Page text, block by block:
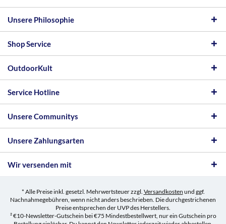
Unsere Philosophie
Shop Service
OutdoorKult
Service Hotline
Unsere Communitys
Unsere Zahlungsarten
Wir versenden mit
* Alle Preise inkl. gesetzl. Mehrwertsteuer zzgl. Versandkosten und ggf.
Nachnahmegebühren, wenn nicht anders beschrieben. Die durchgestrichenen
Preise entsprechen der UVP des Herstellers.
² €10-Newsletter-Gutschein bei €75 Mindestbestellwert, nur ein Gutschein pro